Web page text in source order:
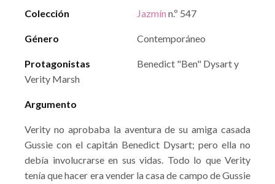
Colección Jazmín n.º 547
Género Contemporáneo
Protagonistas
Benedict "Ben" Dysart y
Verity Marsh
Argumento
Verity no aprobaba la aventura de su amiga casada
Gussie con el capitán Benedict Dysart; pero ella no
debía involucrarse en sus vidas. Todo lo que Verity
tenía que hacer era vender la casa de campo de Gussie